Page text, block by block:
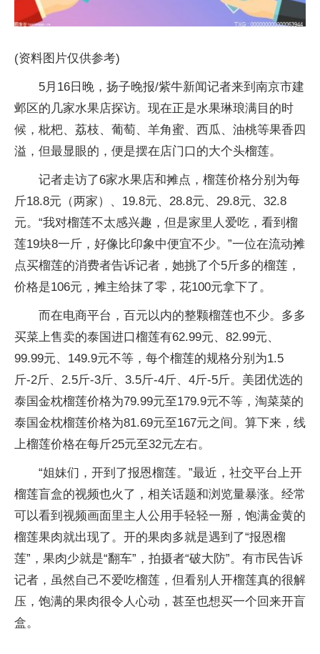
(资料图片仅供参考)
5月16日晚，扬子晚报/紫牛新闻记者来到南京市建
邺区的几家水果店探访。现在正是水果琳琅满目的时
候，枇杷、荔枝、葡萄、羊角蜜、西瓜、油桃等果香四
溢，但最显眼的，便是摆在店门口的大个头榴莲。
记者走访了6家水果店和摊点，榴莲价格分别为每
斤18.8元（两家）、19.8元、28.8元、29.8元、32.8
元。“我对榴莲不太感兴趣，但是家里人爱吃，看到榴
莲19块8一斤，好像比印象中便宜不少。”一位在流动摊
点买榴莲的消费者告诉记者，她挑了个5斤多的榴莲，
价格是106元，摊主给抹了零，花100元拿下了。
而在电商平台，百元以内的整颗榴莲也不少。多多
买菜上售卖的泰国进口榴莲有62.99元、82.99元、
99.99元、149.9元不等，每个榴莲的规格分别为1.5
斤-2斤、2.5斤-3斤、3.5斤-4斤、4斤-5斤。美团优选的
泰国金枕榴莲价格为79.99元至179.9元不等，淘菜菜的
泰国金枕榴莲价格为81.69元至167元之间。算下来，线
上榴莲价格在每斤25元至32元左右。
“姐妹们，开到了报恩榴莲。”最近，社交平台上开
榴莲盲盒的视频也火了，相关话题和浏览量暴涨。经常
可以看到视频画面里主人公用手轻轻一掰，饱满金黄的
榴莲果肉就出现了。开的果肉多就是遇到了“报恩榴
莲”，果肉少就是“翻车”，拍摄者“破大防”。有市民告诉
记者，虽然自己不爱吃榴莲，但看别人开榴莲真的很解
压，饱满的果肉很令人心动，甚至也想买一个回来开盲
盒。